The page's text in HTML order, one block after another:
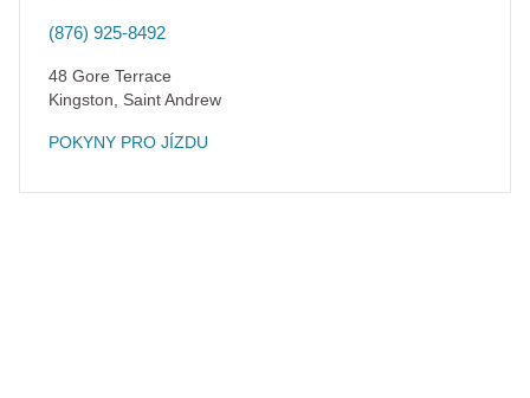
(876) 925-8492
48 Gore Terrace
Kingston
Saint Andrew
POKYNY PRO JÍZDU